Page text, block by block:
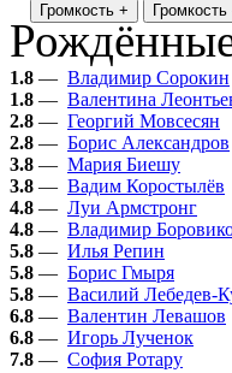
Громкость +
Громкость
1.8 — Владимир Сорокин
1.8 — Валентина
2.8 — Георгий Мовсесян
2.8 — Борис Александров
3.8 — Мария Биешу
3.8 — Вадим Коростылёв
4.8 — Луи Армстронг
4.8 — Владимир
5.8 — Илья Репин
5.8 — Борис Гмыря
5.8 — Василий Лебедев-
6.8 — Валентин Левашов
6.8 — Игорь Лученок
7.8 — София Ротару